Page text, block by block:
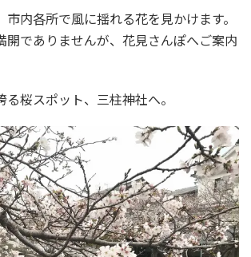
内各所で風に揺れる花を見かけます。
開でありませんが、花見さんぽへご案内
る桜スポット、三柱神社へ。